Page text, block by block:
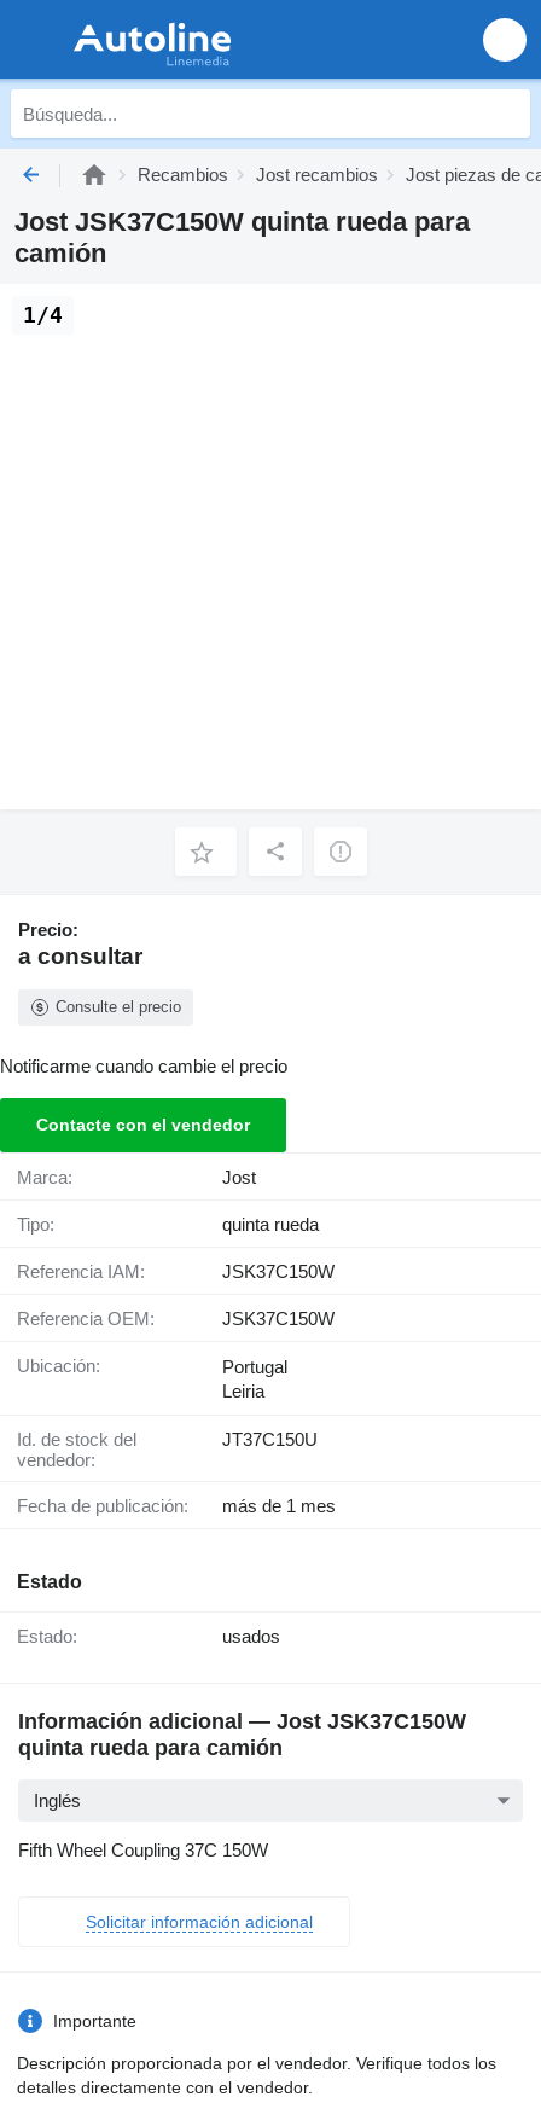
Recambios Jost recambios Jost piezas de
Jost JSK37C150W quinta rueda para
camión
1/4
Precio:
a consultar
Consulte el precio
Notificarme cuando cambie el precio
Contacte con el vendedor
Marca: Jost
Tipo: quinta rueda
Referencia IAM: JSK37C150W
Referencia OEM: JSK37C150W
Ubicación:
Portugal
Leiria
Id. de stock del
vendedor:
JT37C150U
Fecha de publicación: más de 1 mes
Estado
Estado: usados
Información adicional — Jost JSK37C150W
quinta rueda para camión
Inglés
Fifth Wheel Coupling 37C 150W
Solicitar información adicional
Importante
Descripción proporcionada por el vendedor. Verifique todos los
detalles directamente con el vendedor.